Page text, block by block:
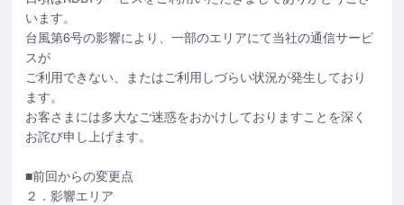
います。
台風第6号の影響により、一部のエリアにて当社の通信サービ
スが
ご利用できない、またはご利用しづらい状況が発生しており
ます。
お客さまには多大なご迷惑をおかけしておりますことを深く
お詫び申し上げます。
■前回からの変更点
２．影響エリア